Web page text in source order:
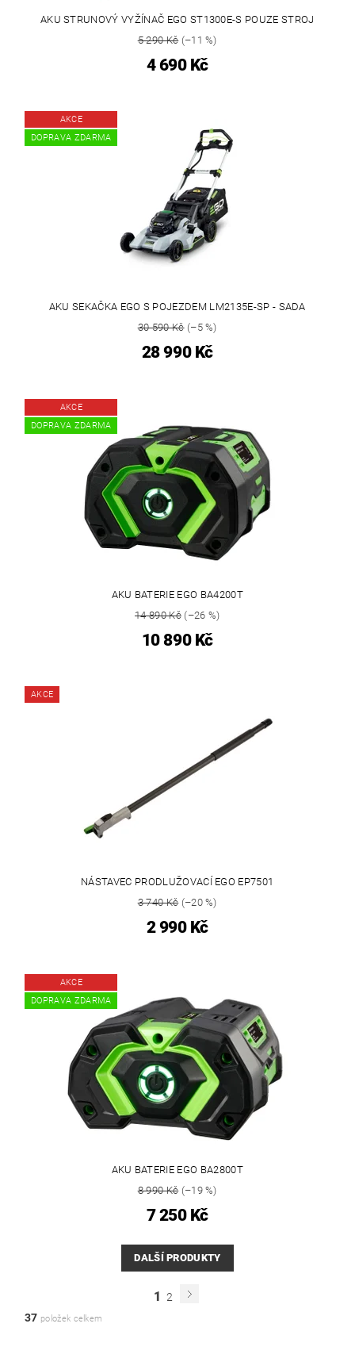
AKU STRUNOVÝ VYŽÍNAČ EGO ST1300E-S POUZE STROJ
5 290 Kč(–11 %)
4 690 Kč
AKCE
DOPRAVA ZDARMA
AKU SEKAČKA EGO S POJEZDEM LM2135E-SP - SADA
30 590 Kč(–5 %)
28 990 Kč
AKCE
DOPRAVA ZDARMA
AKU BATERIE EGO BA4200T
14 890 Kč(–26 %)
10 890 Kč
AKCE
NÁSTAVEC PRODLUŽOVACÍ EGO EP7501
3 740 Kč(–20 %)
2 990 Kč
AKCE
DOPRAVA ZDARMA
AKU BATERIE EGO BA2800T
8 990 Kč(–19 %)
7 250 Kč
DALŠÍ PRODUKTY
1
2
37 položek celkem